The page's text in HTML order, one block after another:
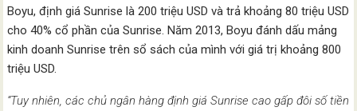
Boyu, định giá Sunrise là 200 triệu USD và trả khoảng 80 triệu USD
cho 40% cổ phần của Sunrise. Năm 2013, Boyu đánh dấu mảng
kinh doanh Sunrise trên sổ sách của mình với giá trị khoảng 800
triệu USD.
“Tuy nhiên, các chủ ngân hàng định giá Sunrise cao gấp đôi số tiền